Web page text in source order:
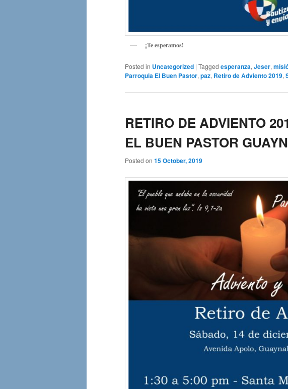
¡Te esperamos!
Posted in Uncategorized | Tagged esperanza, Jeser,
Parroquia El Buen Pastor, paz, Retiro de Adviento 2019,
RETIRO DE ADVIENTO
EL BUEN PASTOR
Posted on 15 October, 2019